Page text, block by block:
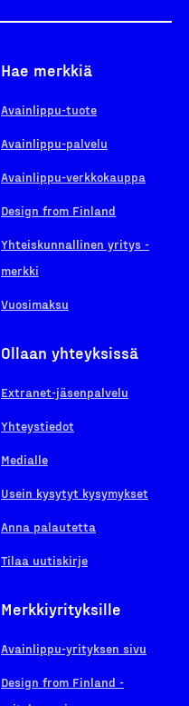
Hae merkkiä
Avainlippu-tuote
Avainlippu-palvelu
Avainlippu-verkkokauppa
Design from Finland
Yhteiskunnallinen yritys -
merkki
Vuosimaksu
Ollaan yhteyksissä
Extranet-jäsenpalvelu
Yhteystiedot
Medialle
Usein kysytyt kysymykset
Anna palautetta
Tilaa uutiskirje
Merkkiyrityksille
Avainlippu-yrityksen sivu
Design from Finland -